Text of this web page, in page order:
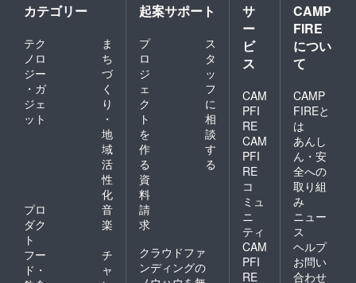
カテゴリー
テク
ノロ
ジー
・ガ
ジェ
ット
ま
ち
づ
く
り
・
地
域
活
性
化
プロ
ダク
ト
音
楽
フー
ド・
チ
ャ
起案サポート
プ
ロ
ジ
ェ
ク
ト
を
作
る
ス
タ
ッ
フ
に
相
談
す
る
資
料
請
求
クラウドファ
ンディングの
サ
ー
ビ
ス
CAM
PFI
RE
CAM
PFI
RE
コ
ミュ
ニ
ティ
CAM
PFI
RE
CAMP
FIRE
につい
て
CAMP
FIREと
は
あんし
ん・安
全への
取り組
み
ニュー
ス
ヘルプ
お問い
合わせ